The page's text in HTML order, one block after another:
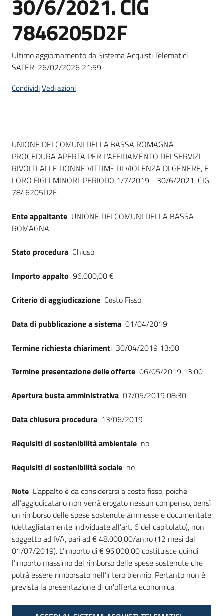
30/6/2021. CIG
7846205D2F
Ultimo aggiornamento da Sistema Acquisti Telematici -
SATER: 26/02/2026 21:59
CondividiVedi azioni
Dati del bando
UNIONE DEI COMUNI DELLA BASSA ROMAGNA -
PROCEDURA APERTA PER L'AFFIDAMENTO DEI SERVIZI
RIVOLTI ALLE DONNE VITTIME DI VIOLENZA DI GENERE, E
LORO FIGLI MINORI. PERIODO 1/7/2019 - 30/6/2021. CIG
7846205D2F
Ente appaltante UNIONE DEI COMUNI DELLA BASSA
ROMAGNA
Stato procedura Chiuso
Importo appalto 96.000,00 €
Criterio di aggiudicazione Costo Fisso
Data di pubblicazione a sistema 01/04/2019
Termine richiesta chiarimenti 30/04/2019 13:00
Termine presentazione delle offerte 06/05/2019 13:00
Apertura busta amministrativa 07/05/2019 08:30
Data chiusura procedura 13/06/2019
Requisiti di sostenibilità ambientale no
Requisiti di sostenibilità sociale no
Note L’appalto è da considerarsi a costo fisso, poiché
all’aggiudicatario non verrà erogato nessun compenso, bensì
un rimborso delle spese sostenute ammesse e documentate
(dettagliatamente individuate all’art. 6 del capitolato), non
soggetto ad IVA, pari ad € 48.000,00/anno (12 mesi dal
01/07/2019). L’importo di € 96,000,00 costituisce quindi
l’importo massimo del rimborso delle spese sostenute che
potrà essere rimborsato nell’intero biennio. Pertanto non è
prevista la presentazione di un'offerta economica.